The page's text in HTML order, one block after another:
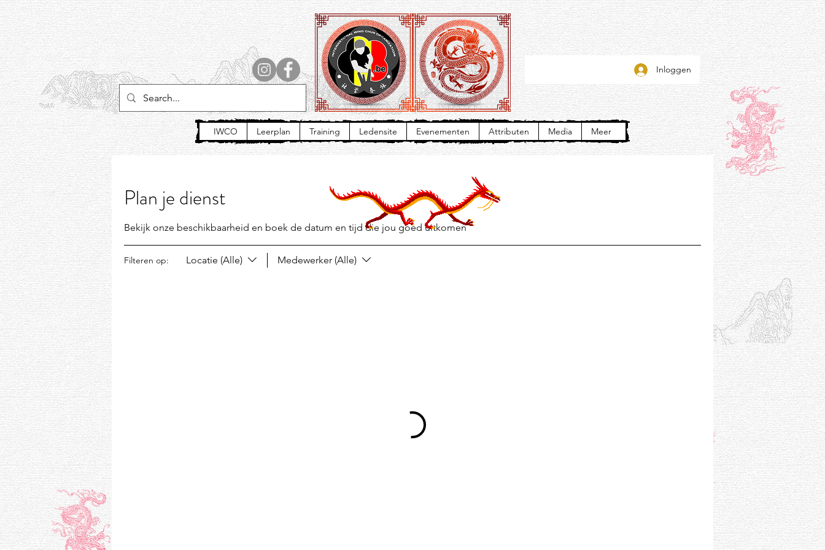
Inloggen
IWCO Leerplan Training Ledensite Evenementen Attributen Media Meer
Plan je dienst
Bekijk onze beschikbaarheid en boek de datum en tijd die jou goed uitkomen
Filteren op: Locatie (Alle) Medewerker (Alle)